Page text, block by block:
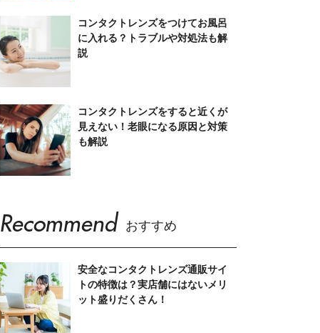
コンタクトレンズをつけてお風呂
に入れる？トラブルや対処法も解
説
コンタクトレンズをすると近くが
見えない！老眼になる原因と対策
も解説
Recommend おすすめ
安全なコンタクトレンズ通販サイ
トの特徴は？実店舗にはないメリ
ット盛りだくさん！